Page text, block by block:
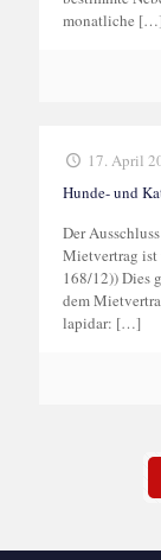
monatliche
17. April
Hunde- und
Der
Mietvertrag ist
168/12)) Dies
dem
lapidar: […]